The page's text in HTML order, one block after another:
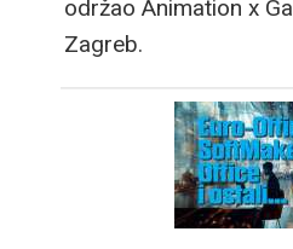
održao Animation x
Zagreb.